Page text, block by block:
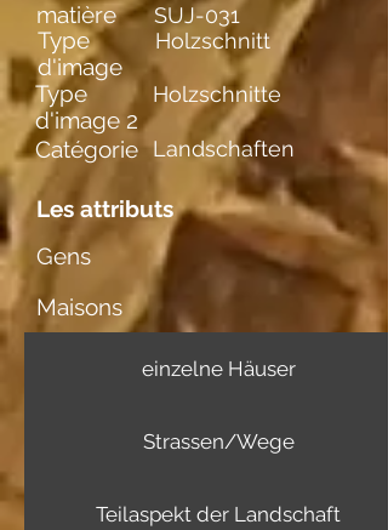
Type
d'image
Holzschnitt
Type
d'image 2
Holzschnitte
Catégorie Landschaften
Les attributs
Gens
Maisons
einzelne Häuser
Strassen/Wege
Teilaspekt der Landschaft
matière SUJ-031